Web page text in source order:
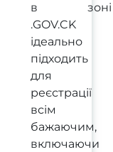
в зоні
.GOV.CK
ідеально
підходить
для
реєстрації
всім
бажаючим,
включаючи